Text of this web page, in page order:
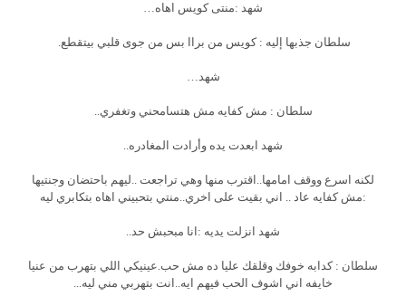
شهد :منتى كويس اهاه…
سلطان جذبها إليه : كويس من براا بس من جوى قلبي بيتقطع.
شهد…
سلطان : مش كفايه مش هتسامحني وتغفري..
شهد ابعدت يده وأرادت المغادره..
لكنه اسرع ووقف امامها..اقترب منها وهي تراجعت ..ليهم باحتضان وجنتيها
:مش كفايه عاد .. اني بقيت على اخري..منتي بتحبيني اهاه بتكابري ليه
شهد انزلت يديه :انا مبحبش حد..
سلطان : كدابه خوفك وقلقك عليا ده مش حب.عينيكي اللي بتهرب من عنيا
خايفه اني اشوف الحب فيهم ايه..انت بتهربي مني ليه...